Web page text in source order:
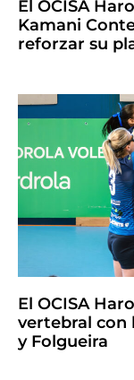
El OCISA
Kamani
reforzar su
El OCISA
vertebral con
y Folgueira